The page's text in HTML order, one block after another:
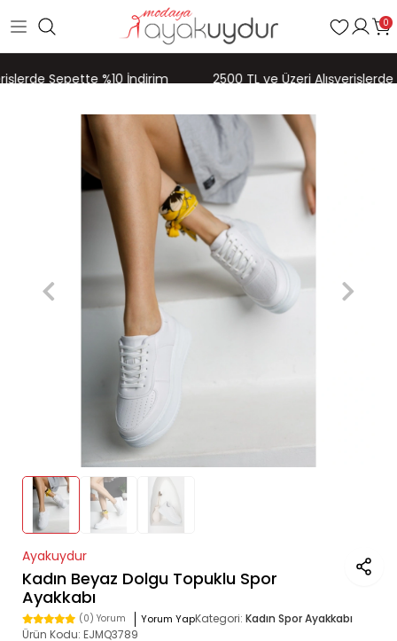
Sepette %10 İndirim 2500 TL ve Üzeri Alışverişlerde
0
Ayakuydur
Kadın Beyaz Dolgu Topuklu Spor
Ayakkabı
(0) Yorum Yorum YapKategori: Kadın Spor Ayakkabı
Ürün Kodu: EJMQ3789